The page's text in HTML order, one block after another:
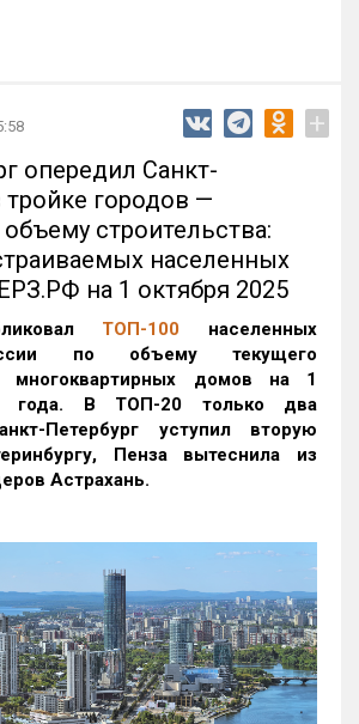
+
опередил Санкт-
тройке городов —
строительства:
населенных
на 1 октября 2025
ТОП-100 населенных
по объему текущего
многоквартирных домов на 1
года. В ТОП-20 только два
Петербург уступил вторую
Пенза вытеснила из
Астрахань.